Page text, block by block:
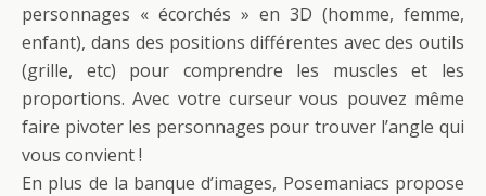
personnages « écorchés » en 3D (homme, femme,
enfant), dans des positions différentes avec des outils
(grille, etc) pour comprendre les muscles et les
proportions. Avec votre curseur vous pouvez même
faire pivoter les personnages pour trouver l’angle qui
vous convient !
En plus de la banque d’images, Posemaniacs propose